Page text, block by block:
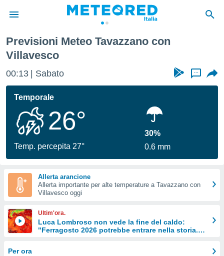
di
per
le
di
le
Previsioni Meteo Tavazzano con
Villavesco
00:13 Sabato ...
Temporale
26°
Temp. percepita 27°
30%
0.6 mm
Allerta arancione
Allerta importante per alte temperature a Tavazzano con
Villavesco oggi
Ultim'ora.
Luca Lombroso non vede la fine del caldo:
"Ferragosto 2026 potrebbe entrare nella storia.
Per ora